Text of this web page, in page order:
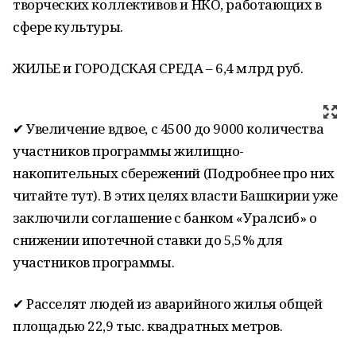
творческих коллективов и НКО, работающих в
сфере культуры.
ЖИЛЬЕ и ГОРОДСКАЯ СРЕДА – 6,4 млрд руб.
✔ Увеличение вдвое, с 4500 до 9000 количества
участников программы жилищно-
накопительных сбережений (Подробнее про них
читайте тут). В этих целях власти Башкирии уже
заключили соглашение с банком «Уралсиб» о
снижении ипотечной ставки до 5,5% для
участников программы.
✔ Расселят людей из аварийного жилья общей
площадью 22,9 тыс. квадратных метров.